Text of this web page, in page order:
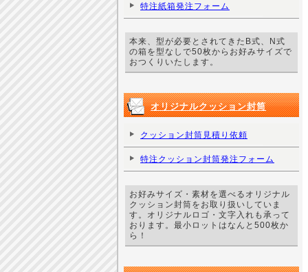
特注紙箱発注フォーム
本来、型が必要とされてきたB式、N式
の箱を型なしで50枚からお好みサイズで
おつくりいたします。
オリジナルクッション封筒
クッション封筒見積り依頼
特注クッション封筒発注フォーム
お好みサイズ・素材を選べるオリジナル
クッション封筒をお取り扱いしていま
す。オリジナルロゴ・文字入れも承って
おります。最小ロットはなんと500枚か
ら！